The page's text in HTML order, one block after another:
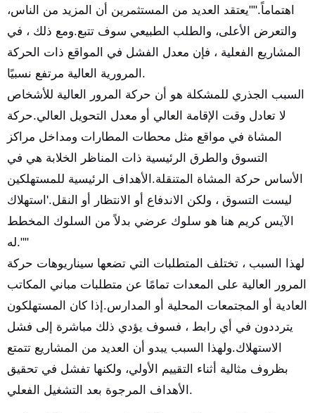
اهتماماً.""يعتقد العديد من المستثمرين أن المزيد من الناس،
والتعرض الأعلى، والطلب الطبيعي سوف تتبع.ومع ذلك ، في
المشاريع الفعلية ، فإن معدل الفشل في المواقع ذات الحركة
المرورية العالية مرتفع نسبيًا.
السبب الجذري للمشكلة هو أن حركة المرور العالية للأشخاص
لا تعادل وقت الإقامة العالي أو معدل التحويل العالي.حركة
المشاة في مواقع مثل محطات المطارات ومداخل مراكز
التسوق والطرق الرئيسية ذات المناظر الخلابة هي في
الأساس حركة المشاة المتنقلة.الأهداف الرئيسية للمستهلكين
ليست التسوق ، ولكن الاندفاع أو الانتظار أو النقل.'استهلاك
الآيس كريم هنا هو سلوك عرضي بدلاً من السلوك المخطط
له.""
لهذا السبب ، تختلف المتطلبات التي تضعها سيناريوهات حركة
المرور العالية على المعدات تمامًا عن متطلبات مباني المكاتب
العادية أو المجتمعات المحلية أو المدارس.إذا كان المستهلكون
يترددون في أي رابط ، فسوف يؤدي ذلك مباشرة إلى فشل
الاستهلاك.ولهذا السبب يبدو أن العديد من المشاريع تتمتع
بظروف مثالية أثناء التقييم الأولي، ولكنها تفشل في تحقيق
الأهداف المرجوة بعد التشغيل الفعلي.